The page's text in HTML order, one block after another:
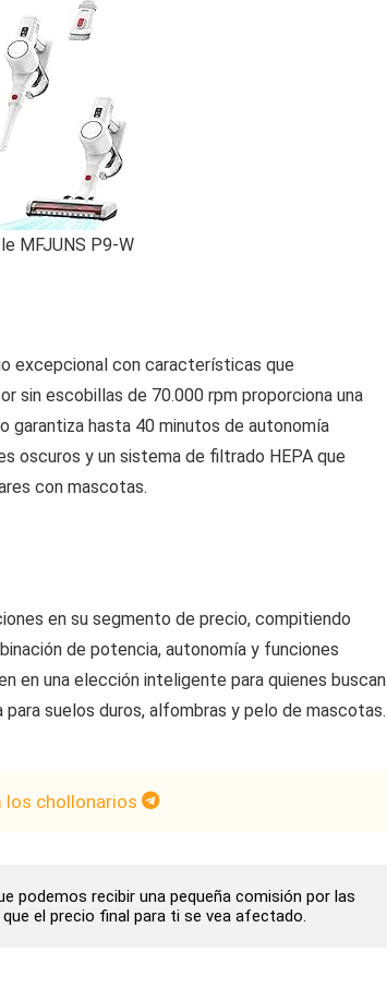
MFJUNS P9-W
excepcional con características que
sin escobillas de 70.000 rpm proporciona una
garantiza hasta 40 minutos de autonomía
oscuros y un sistema de filtrado HEPA que
con mascotas.
en su segmento de precio, compitiendo
de potencia, autonomía y funciones
en una elección inteligente para quienes buscan
suelos duros, alfombras y pelo de mascotas.
los chollonarios
podemos recibir una pequeña comisión por las
el precio final para ti se vea afectado.